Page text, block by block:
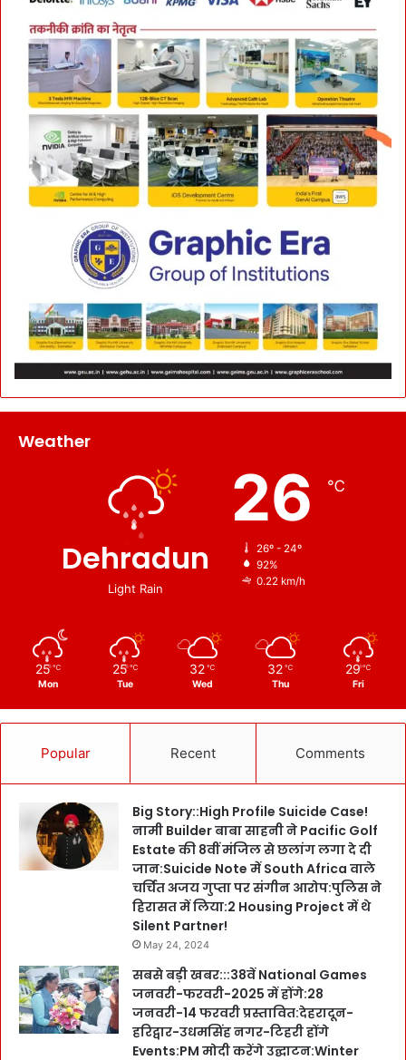
Weather
Dehradun
Light Rain
26 ℃
26º - 24º
92%
0.22 km/h
25 ℃
Mon
25 ℃
Tue
32 ℃
Wed
32 ℃
Thu
29 ℃
Fri
Popular Recent Comments
Big Story::High Profile Suicide Case!
नामी Builder बाबा साहनी ने Pacific Golf
Estate की 8वीं मंजिल से छलांग लगा दे दी
जान:Suicide Note में South Africa वाले
चर्चित अजय गुप्ता पर संगीन आरोप:पुलिस ने
हिरासत में लिया:2 Housing Project में थे
Silent Partner!
May 24, 2024
सबसे बड़ी खबर:::38वें National Games
जनवरी-फरवरी-2025 में होंगे:28
जनवरी-14 फरवरी प्रस्तावित:देहरादून-
हरिद्वार-उधमसिंह नगर-टिहरी होंगे
Events:PM मोदी करेंगे उद्घाटन:Winter